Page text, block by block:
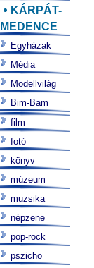
KÁRPÁT-
MEDENCE
Egyházak
Média
Modellvilág
Bim-Bam
film
fotó
könyv
múzeum
muzsika
népzene
pop-rock
pszicho